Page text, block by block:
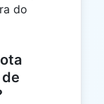
do